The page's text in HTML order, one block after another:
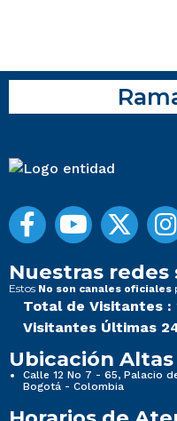
Nuestras redes
Estos No son canales oficiales
Total de Visitantes :
Visitantes Últimas
Ubicación
Calle 12 No 7 - 65, Palacio
Bogotá - Colombia